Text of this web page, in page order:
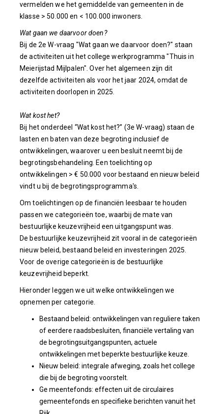
vermelden we het gemiddelde van gemeenten in de
klasse > 50.000 en < 100.000 inwoners.
Wat gaan we daarvoor doen?
Bij de 2e W-vraag "Wat gaan we daarvoor doen?" staan
de activiteiten uit het college werkprogramma "Thuis in
Meierijstad Mijlpalen". Over het algemeen zijn dit
dezelfde activiteiten als voor het jaar 2024, omdat de
activiteiten doorlopen in 2025.
Wat kost het?
Bij het onderdeel “Wat kost het?” (3e W-vraag) staan de
lasten en baten van deze begroting inclusief de
ontwikkelingen, waarover u een besluit neemt bij de
begrotingsbehandeling. Een toelichting op
ontwikkelingen > € 50.000 voor bestaand en nieuw beleid
vindt u bij de begrotingsprogramma's.
Om toelichtingen op de financiën leesbaar te houden
passen we categorieën toe, waarbij de mate van
bestuurlijke keuzevrijheid een uitgangspunt was.
De bestuurlijke keuzevrijheid zit vooral in de categorieën
nieuw beleid, bestaand beleid en investeringen 2025.
Voor de overige categorieën is de bestuurlijke
keuzevrijheid beperkt.
Hieronder leggen we uit welke ontwikkelingen we
opnemen per categorie.
Bestaand beleid: ontwikkelingen van reguliere taken
of eerdere raadsbesluiten, financiële vertaling van
de begrotingsuitgangspunten, actuele
ontwikkelingen met beperkte bestuurlijke keuze.
Nieuw beleid: integrale afweging, zoals het college
die bij de begroting voorstelt.
Ge meentefonds: effecten uit de circulaires
gemeentefonds en specifieke berichten vanuit het